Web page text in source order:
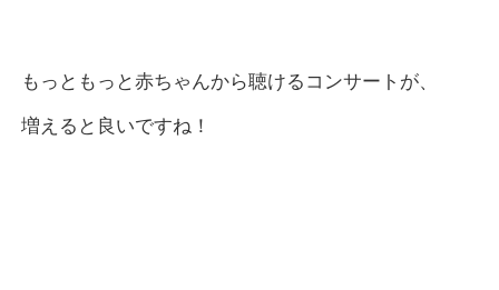
もっともっと赤ちゃんから聴けるコンサートが、
増えると良いですね！